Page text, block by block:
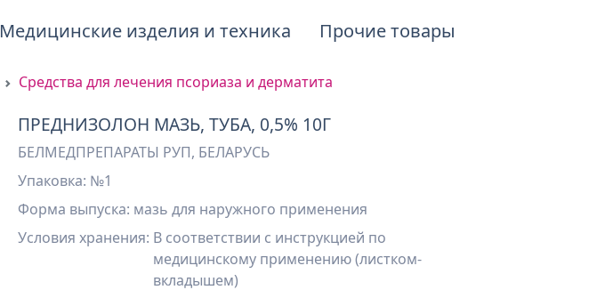
Медицинские изделия и техника Прочие товары
Средства для лечения псориаза и дерматита
ПРЕДНИЗОЛОН МАЗЬ, ТУБА, 0,5% 10Г
БЕЛМЕДПРЕПАРАТЫ РУП, БЕЛАРУСЬ
Упаковка: №1
Форма выпуска: мазь для наружного применения
Условия хранения: В соответствии с инструкцией по
медицинскому применению (листком-
вкладышем)